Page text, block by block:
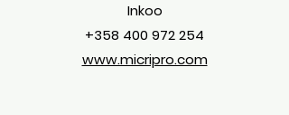
Inkoo
+358 400 972 254
www.micripro.com